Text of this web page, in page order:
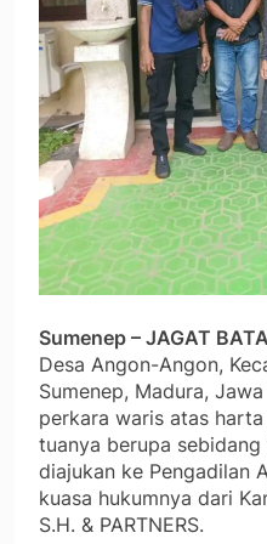
Sumenep – JAGAT
Desa Angon-Angon,
Sumenep, Madura,
perkara waris atas
tuanya berupa
diajukan ke Pengadilan
kuasa hukumnya dari
S.H. & PARTNERS.